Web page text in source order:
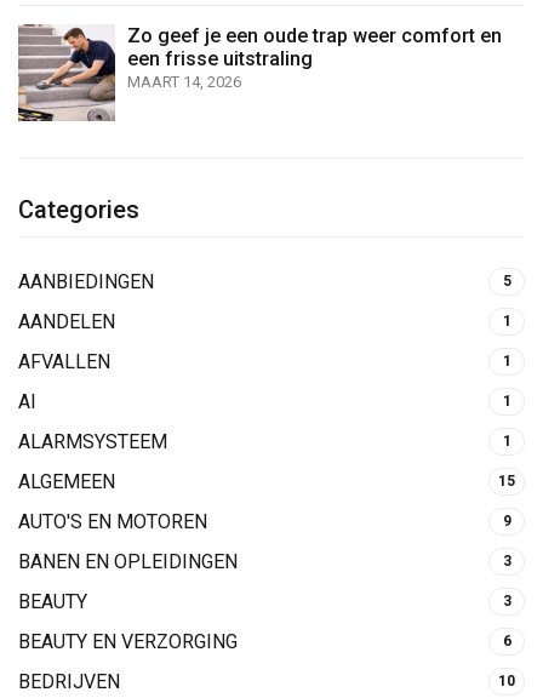
Zo geef je een oude trap weer comfort en
een frisse uitstraling
MAART 14, 2026
Categories
AANBIEDINGEN 5
AANDELEN 1
AFVALLEN 1
AI 1
ALARMSYSTEEM 1
ALGEMEEN 15
AUTO'S EN MOTOREN 9
BANEN EN OPLEIDINGEN 3
BEAUTY 3
BEAUTY EN VERZORGING 6
BEDRIJVEN 10